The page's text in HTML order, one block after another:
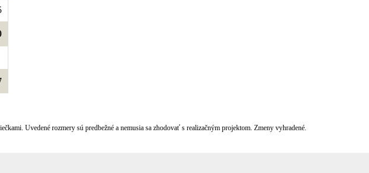
Uvedené rozmery sú predbežné a nemusia sa zhodovať s realizačným projektom. Zmeny vyhradené.